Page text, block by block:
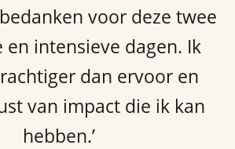
voor deze twee
en intensieve dagen. Ik
dan ervoor en
van impact die ik kan
hebben.’